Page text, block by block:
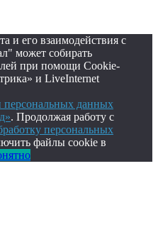
и его взаимодействия с
может собирать
при помощи Cookie-
и LiveInternet
персональных данных
. Продолжая работу с
персональных
файлы cookie в